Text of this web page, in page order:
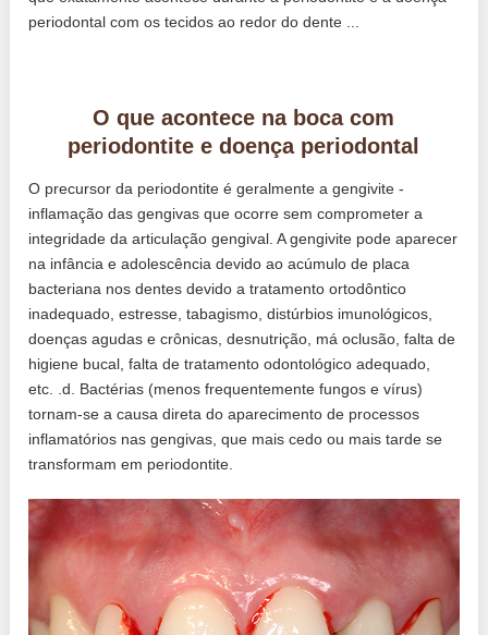
periodontal com os tecidos ao redor do dente ...
O que acontece na boca com
periodontite e doença periodontal
O precursor da periodontite é geralmente a gengivite -
inflamação das gengivas que ocorre sem comprometer a
integridade da articulação gengival. A gengivite pode aparecer
na infância e adolescência devido ao acúmulo de placa
bacteriana nos dentes devido a tratamento ortodôntico
inadequado, estresse, tabagismo, distúrbios imunológicos,
doenças agudas e crônicas, desnutrição, má oclusão, falta de
higiene bucal, falta de tratamento odontológico adequado,
etc. .d. Bactérias (menos frequentemente fungos e vírus)
tornam-se a causa direta do aparecimento de processos
inflamatórios nas gengivas, que mais cedo ou mais tarde se
transformam em periodontite.